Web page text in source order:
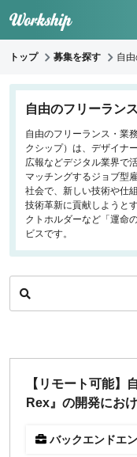
トップ 募集を探す 自
自由のフリーラン
自由のフリーランス・業
クシップ）は、デザイナ
広報などデジタル業界で
マッチングするジョブ型
社会で、新しい技術や仕
技術革新に貢献しようと
クトホルダーなど「運命
ビスです。
キーワードで
職種
フロントエン
バックエンド
インフラエン
iOS/Androidア
データサイエ
出社希望
【リモート可能】
Rex』の開発にお
バックエンドエ